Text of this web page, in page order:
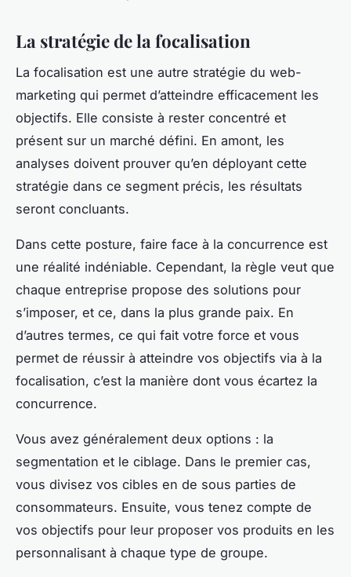
La stratégie de la focalisation
La focalisation est une autre stratégie du web-
marketing qui permet d’atteindre efficacement les
objectifs. Elle consiste à rester concentré et
présent sur un marché défini. En amont, les
analyses doivent prouver qu’en déployant cette
stratégie dans ce segment précis, les résultats
seront concluants.
Dans cette posture, faire face à la concurrence est
une réalité indéniable. Cependant, la règle veut que
chaque entreprise propose des solutions pour
s’imposer, et ce, dans la plus grande paix. En
d’autres termes, ce qui fait votre force et vous
permet de réussir à atteindre vos objectifs via à la
focalisation, c’est la manière dont vous écartez la
concurrence.
Vous avez généralement deux options : la
segmentation et le ciblage. Dans le premier cas,
vous divisez vos cibles en de sous parties de
consommateurs. Ensuite, vous tenez compte de
vos objectifs pour leur proposer vos produits en les
personnalisant à chaque type de groupe.